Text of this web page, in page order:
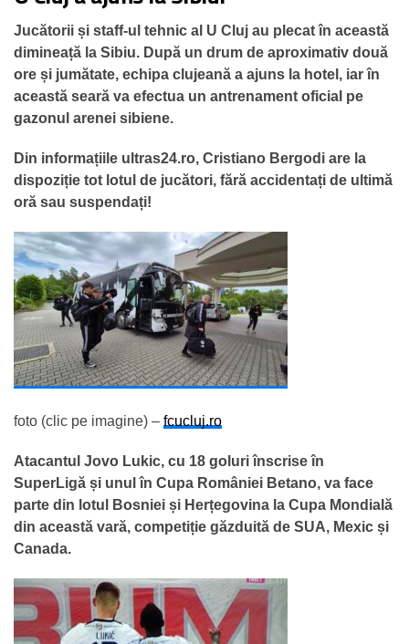
Jucătorii și staff-ul tehnic al U Cluj au plecat în această
dimineață la Sibiu. După un drum de aproximativ două
ore și jumătate, echipa clujeană a ajuns la hotel, iar în
această seară va efectua un antrenament oficial pe
gazonul arenei sibiene.
Din informațiile ultras24.ro, Cristiano Bergodi are la
dispoziție tot lotul de jucători, fără accidentați de ultimă
oră sau suspendați!
foto (clic pe imagine) – fcucluj.ro
Atacantul Jovo Lukic, cu 18 goluri înscrise în
SuperLigă și unul în Cupa României Betano, va face
parte din lotul Bosniei și Herțegovina la Cupa Mondială
din această vară, competiție găzduită de SUA, Mexic și
Canada.